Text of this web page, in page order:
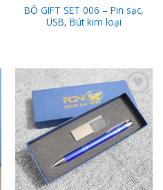
BỘ GIFT SET 006 – Pin sạc,
USB, Bút kim loại
Add to
Wishlist